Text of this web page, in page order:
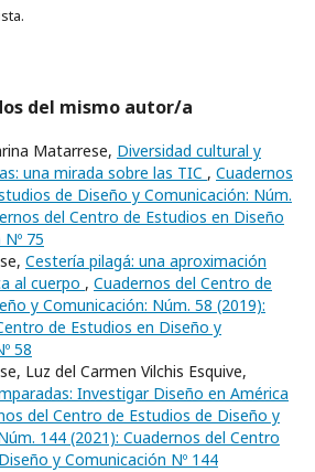
del mismo autor/a
Matarrese, Diversidad cultural y
una mirada sobre las TIC , Cuadernos
de Diseño y Comunicación: Núm.
del Centro de Estudios en Diseño
75
Cestería pilagá: una aproximación
al cuerpo , Cuadernos del Centro de
y Comunicación: Núm. 58 (2019):
de Estudios en Diseño y
58
Luz del Carmen Vilchis Esquive,
Investigar Diseño en América
del Centro de Estudios de Diseño y
144 (2021): Cuadernos del Centro
y Comunicación Nº 144